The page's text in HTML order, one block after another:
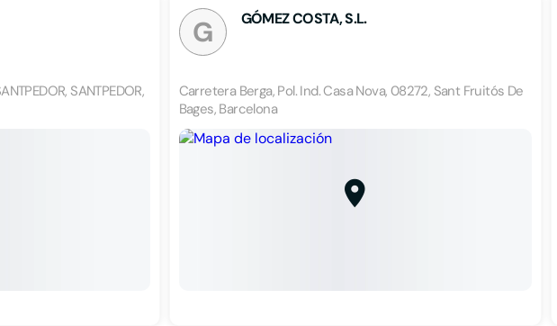
SANTPEDOR,
G GÓMEZ COSTA, S.L.
Carretera Berga, Pol. Ind. Casa Nova, 08272, Sant Fruitós De
Bages, Barcelona